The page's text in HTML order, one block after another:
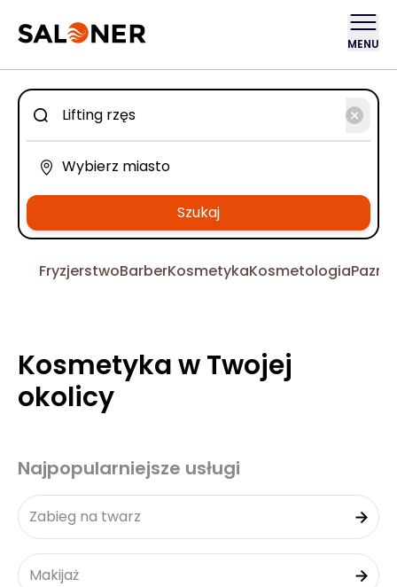
MENU
Szukaj
FryzjerstwoBarberKosmetykaKosmetologia
Kosmetyka w Twojej
okolicy
Najpopularniejsze usługi
Zabieg na twarz
Makijaż